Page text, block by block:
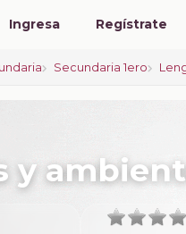
Ingresa Regístrate
Secundaria 1ero
y